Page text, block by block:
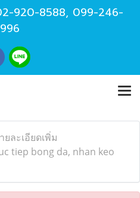
920-8588, 099-246-
ละเอียดเพิ่ม
tiep bong da, nhan keo